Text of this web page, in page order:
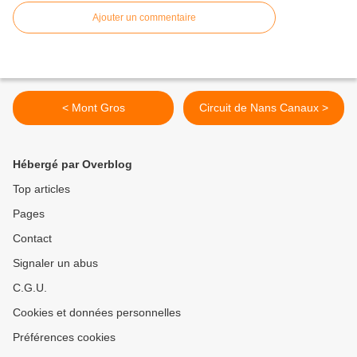
Ajouter un commentaire
< Mont Gros Circuit de Nans Canaux >
Hébergé par Overblog
Top articles
Pages
Contact
Signaler un abus
C.G.U.
Cookies et données personnelles
Préférences cookies